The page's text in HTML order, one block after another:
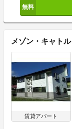
メゾン・キャトル
賃貸アパート